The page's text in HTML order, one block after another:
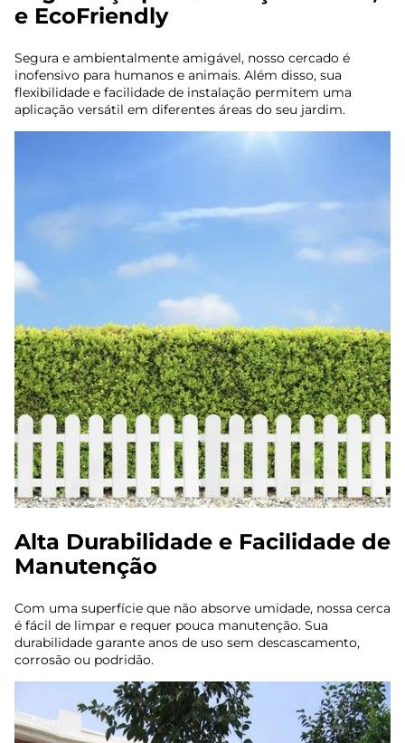
e EcoFriendly
Segura e ambientalmente amigável, nosso cercado é
inofensivo para humanos e animais. Além disso, sua
flexibilidade e facilidade de instalação permitem uma
aplicação versátil em diferentes áreas do seu jardim.
Alta Durabilidade e Facilidade de
Manutenção
Com uma superfície que não absorve umidade, nossa cerca
é fácil de limpar e requer pouca manutenção. Sua
durabilidade garante anos de uso sem descascamento,
corrosão ou podridão.